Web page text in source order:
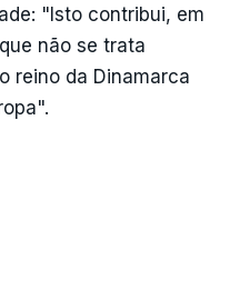
"Isto contribui, em
não se trata
reino da Dinamarca